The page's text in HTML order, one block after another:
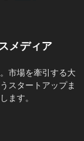
メディア
市場を牽引する大
スタートアップま
ます。